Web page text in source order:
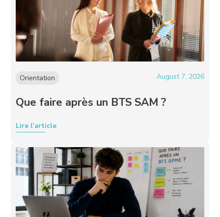
Orientation August 7, 2026
Que faire après un BTS SAM ?
Lire l’article